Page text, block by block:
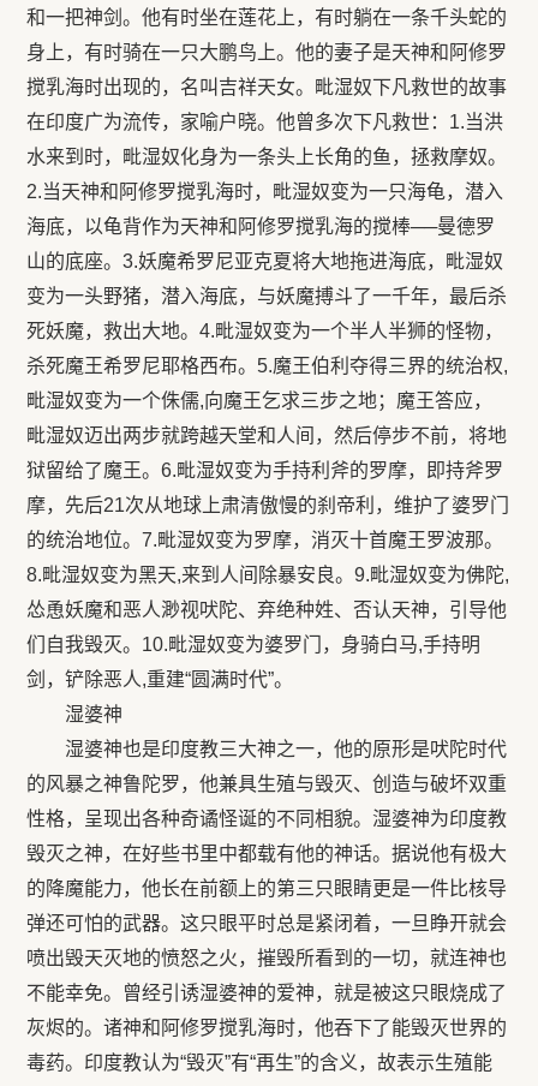
和一把神剑。他有时坐在莲花上，有时躺在一条千头蛇的
身上，有时骑在一只大鹏鸟上。他的妻子是天神和阿修罗
搅乳海时出现的，名叫吉祥天女。毗湿奴下凡救世的故事
在印度广为流传，家喻户晓。他曾多次下凡救世：1.当洪
水来到时，毗湿奴化身为一条头上长角的鱼，拯救摩奴。
2.当天神和阿修罗搅乳海时，毗湿奴变为一只海龟，潜入
海底，以龟背作为天神和阿修罗搅乳海的搅棒──曼德罗
山的底座。3.妖魔希罗尼亚克夏将大地拖进海底，毗湿奴
变为一头野猪，潜入海底，与妖魔搏斗了一千年，最后杀
死妖魔，救出大地。4.毗湿奴变为一个半人半狮的怪物，
杀死魔王希罗尼耶格西布。5.魔王伯利夺得三界的统治权,
毗湿奴变为一个侏儒,向魔王乞求三步之地；魔王答应，
毗湿奴迈出两步就跨越天堂和人间，然后停步不前，将地
狱留给了魔王。6.毗湿奴变为手持利斧的罗摩，即持斧罗
摩，先后21次从地球上肃清傲慢的刹帝利，维护了婆罗门
的统治地位。7.毗湿奴变为罗摩，消灭十首魔王罗波那。
8.毗湿奴变为黑天,来到人间除暴安良。9.毗湿奴变为佛陀,
怂恿妖魔和恶人渺视吠陀、弃绝种姓、否认天神，引导他
们自我毁灭。10.毗湿奴变为婆罗门，身骑白马,手持明
剑，铲除恶人,重建“圆满时代”。
湿婆神
湿婆神也是印度教三大神之一，他的原形是吠陀时代
的风暴之神鲁陀罗，他兼具生殖与毁灭、创造与破坏双重
性格，呈现出各种奇谲怪诞的不同相貌。湿婆神为印度教
毁灭之神，在好些书里中都载有他的神话。据说他有极大
的降魔能力，他长在前额上的第三只眼睛更是一件比核导
弹还可怕的武器。这只眼平时总是紧闭着，一旦睁开就会
喷出毁天灭地的愤怒之火，摧毁所看到的一切，就连神也
不能幸免。曾经引诱湿婆神的爱神，就是被这只眼烧成了
灰烬的。诸神和阿修罗搅乳海时，他吞下了能毁灭世界的
毒药。印度教认为“毁灭”有“再生”的含义，故表示生殖能